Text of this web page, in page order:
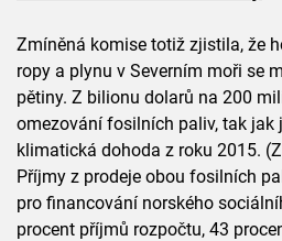
Zmíněná komise totiž zjistila, že
ropy a plynu v Severním moři se
pětiny. Z bilionu dolarů na 200
omezování fosilních paliv, tak jak
klimatická dohoda z roku 2015.
Příjmy z prodeje obou fosilních
pro financování norského
procent příjmů rozpočtu, 43